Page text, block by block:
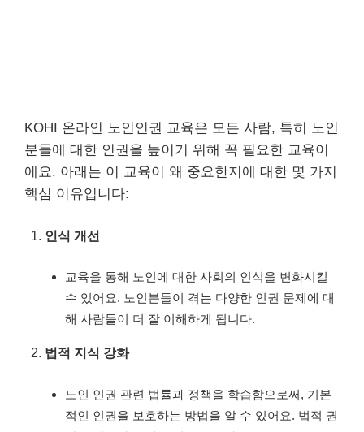
KOHI 온라인 노인인권 교육은 모든 사람, 특히 노인
분들에 대한 인권을 높이기 위해 꼭 필요한 교육이
에요. 아래는 이 교육이 왜 중요한지에 대한 몇 가지
핵심 이유입니다:
인식 개선
교육을 통해 노인에 대한 사회의 인식을 변화시킬
수 있어요. 노인분들이 겪는 다양한 인권 문제에 대
해 사람들이 더 잘 이해하게 됩니다.
법적 지식 강화
노인 인권 관련 법률과 정책을 학습함으로써, 기본
적인 인권을 보호하는 방법을 알 수 있어요. 법적 권